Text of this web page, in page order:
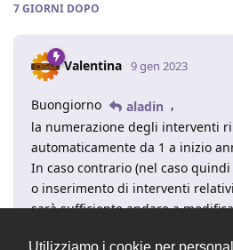
7 GIORNI DOPO
Valentina 9 gen 2023
Buongiorno aladin ,
la numerazione degli interventi
automaticamente da 1 a inizio
In caso contrario (nel caso
o inserimento di interventi
sarà sufficiente andare a